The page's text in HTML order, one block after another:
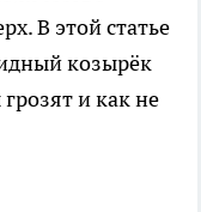
В этой статье
козырёк
и как не